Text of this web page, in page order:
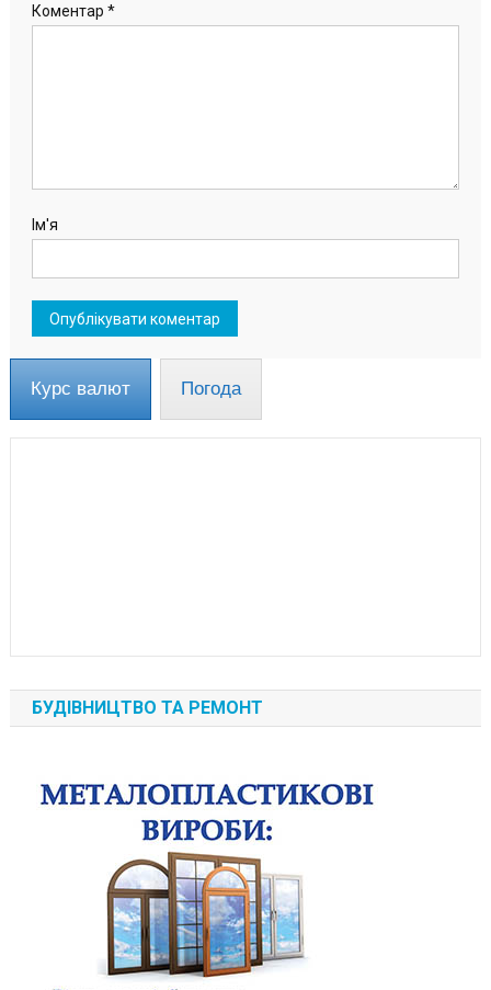
Коментар *
Ім'я
Курс валют Погода
БУДІВНИЦТВО ТА РЕМОНТ